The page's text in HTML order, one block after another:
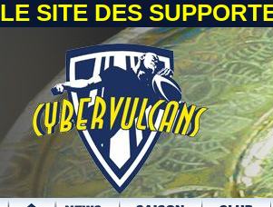
LE SITE DES